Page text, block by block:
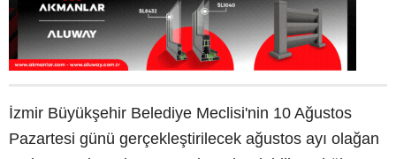
İzmir Büyükşehir Belediye Meclisi'nin 10 Ağustos
Pazartesi günü gerçekleştirilecek ağustos ayı olağan